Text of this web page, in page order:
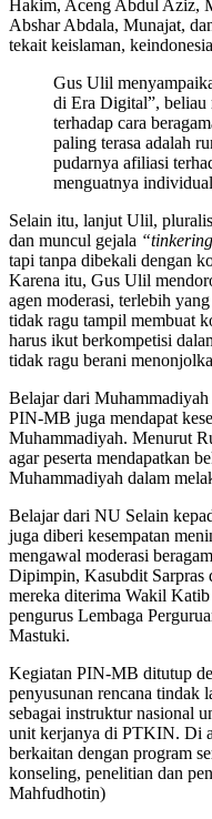
Hakim, Aceng Abdul Aziz,
Abshar Abdala, Munajat,
tekait keislaman,
Gus Ulil
di Era Digital”, beliau
terhadap cara
paling terasa adalah
pudarnya afiliasi
menguatnya
Selain itu, lanjut Ulil,
dan muncul gejala
tapi tanpa dibekali dengan
Karena itu, Gus Ulil
agen moderasi, terlebih
tidak ragu tampil membuat
harus ikut berkompetisi
tidak ragu berani
Belajar dari Muhammadiyah
PIN-MB juga mendapat
Muhammadiyah. Menurut
agar peserta mendapatkan
Muhammadiyah dalam
Belajar dari NU Selain
juga diberi kesempatan
mengawal moderasi
Dipimpin, Kasubdit Sarpras
mereka diterima Wakil
pengurus Lembaga
Mastuki.
Kegiatan PIN-MB ditutup
penyusunan rencana tindak
sebagai instruktur nasional
unit kerjanya di PTKIN. Di
berkaitan dengan program
konseling, penelitian dan
Mahfudhotin)